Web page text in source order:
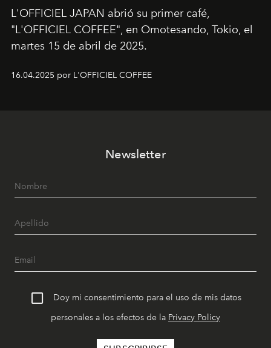
L'OFFICIEL JAPAN abrió su primer café,
"L'OFFICIEL COFFEE", en Omotesando, Tokio, el
martes 15 de abril de 2025.
16.04.2025 por L'OFFICIEL COFFEE
Newsletter
Doy mi consentimiento para el uso de mis datos
personales a los efectos de la Privacy Policy